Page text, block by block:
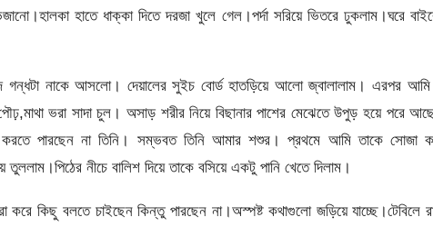
হাতে ধাক্কা দিতে দরজা খুলে গেল।পর্দা সরিয়ে ভিতরে ঢুকলাম।ঘরে
গন্ধটা নাকে আসলো। দেয়ালের সুইচ বোর্ড হাতড়িয়ে আলো জ্বালালাম। এরপর আমি
ভরা সাদা চুল। অসাড় শরীর নিয়ে বিছানার পাশের মেঝেতে উপুড় হয়ে পরে
পারছেন না তিনি। সম্ভবত তিনি আমার শশুর। প্রথমে আমি তাকে সোজা
নীচে বালিশ দিয়ে তাকে বসিয়ে একটু পানি খেতে দিলাম।
কিছু বলতে চাইছেন কিন্তু পারছেন না।অস্পষ্ট কথাগুলো জড়িয়ে যাচ্ছে।টেবিলে